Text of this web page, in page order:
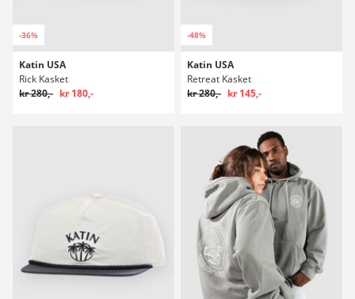
-36%
Katin USA
Rick Kasket
kr 280,- kr 180,-
-48%
Katin USA
Retreat Kasket
kr 280,- kr 145,-